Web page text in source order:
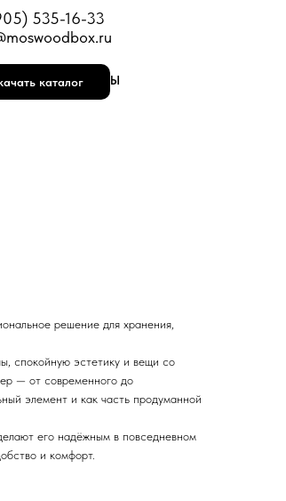
535-16-33
каталог
КОНТАКТЫ
решение для хранения,
спокойную эстетику и вещи со
— от современного до
элемент и как часть продуманной
его надёжным в повседневном
и комфорт.